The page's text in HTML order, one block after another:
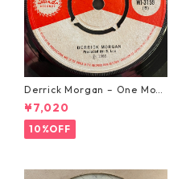
Derrick Morgan – One Morn
ing In May【7-21653】
¥7,020
10%OFF